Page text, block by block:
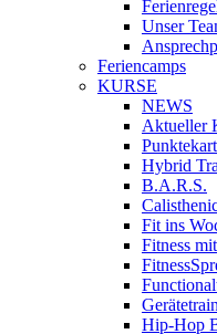
Unser
Feriencamps
KURSE
NEWS
Aktueller
Hybrid
B.A.R.S.
Fit ins
Fitness
Hip-Hop